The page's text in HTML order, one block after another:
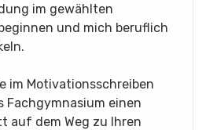
im gewählten
und mich beruflich
im Motivationsschreiben
Fachgymnasium einen
auf dem Weg zu Ihren